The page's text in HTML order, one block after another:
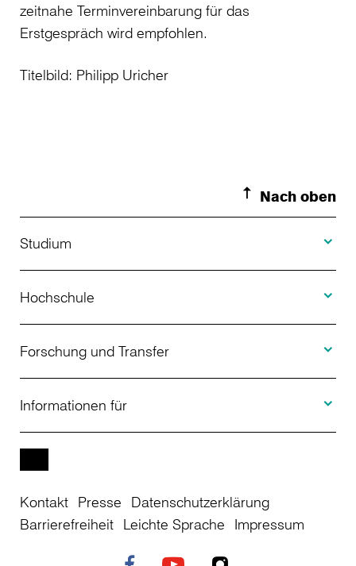
zeitnahe Terminvereinbarung für das
Erstgespräch wird empfohlen.
Titelbild: Philipp Uricher
Nach oben
Studium
Studienangebot
Bewerbung
Studienberatung
Weiterbildung
Studienkolleg
Hochschule
Über uns
Aktuelles
Veranstaltungen
Einrichtungen
Stellenangebote
Forschung und Transfer
Projekte
Informationen für
Studierende
Kontakt Presse
Datenschutzerklärung
Barrierefreiheit Leichte Sprache Impressum